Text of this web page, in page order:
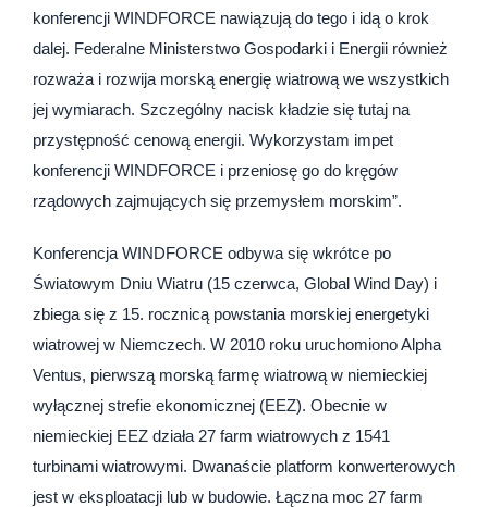
konferencji WINDFORCE nawiązują do tego i idą o krok
dalej. Federalne Ministerstwo Gospodarki i Energii również
rozważa i rozwija morską energię wiatrową we wszystkich
jej wymiarach. Szczególny nacisk kładzie się tutaj na
przystępność cenową energii. Wykorzystam impet
konferencji WINDFORCE i przeniosę go do kręgów
rządowych zajmujących się przemysłem morskim”.
Konferencja WINDFORCE odbywa się wkrótce po
Światowym Dniu Wiatru (15 czerwca, Global Wind Day) i
zbiega się z 15. rocznicą powstania morskiej energetyki
wiatrowej w Niemczech. W 2010 roku uruchomiono Alpha
Ventus, pierwszą morską farmę wiatrową w niemieckiej
wyłącznej strefie ekonomicznej (EEZ). Obecnie w
niemieckiej EEZ działa 27 farm wiatrowych z 1541
turbinami wiatrowymi. Dwanaście platform konwerterowych
jest w eksploatacji lub w budowie. Łączna moc 27 farm